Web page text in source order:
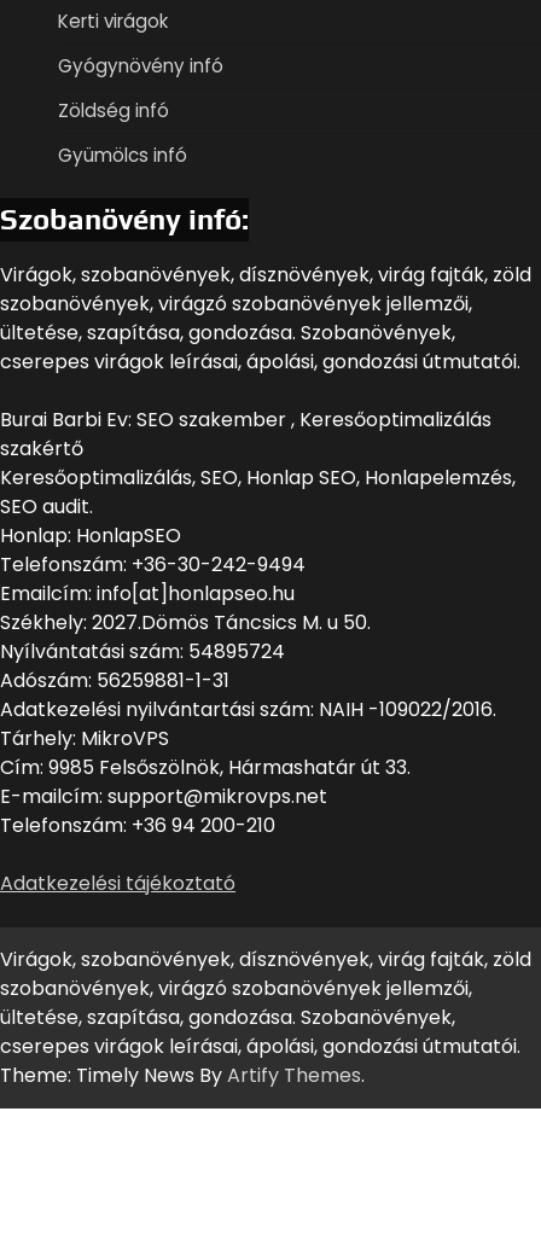
Kerti virágok
Gyógynövény infó
Zöldség infó
Gyümölcs infó
Szobanövény infó:
Virágok, szobanövények, dísznövények, virág fajták, zöld
szobanövények, virágzó szobanövények jellemzői,
ültetése, szapítása, gondozása. Szobanövények,
cserepes virágok leírásai, ápolási, gondozási útmutatói.
Burai Barbi Ev: SEO szakember , Keresőoptimalizálás
szakértő
Keresőoptimalizálás, SEO, Honlap SEO, Honlapelemzés,
SEO audit.
Honlap: HonlapSEO
Telefonszám: +36-30-242-9494
Emailcím: info[at]honlapseo.hu
Székhely: 2027.Dömös Táncsics M. u 50.
Nyílvántatási szám: 54895724
Adószám: 56259881-1-31
Adatkezelési nyilvántartási szám: NAIH -109022/2016.
Tárhely: MikroVPS
Cím: 9985 Felsőszölnök, Hármashatár út 33.
E-mailcím: support@mikrovps.net
Telefonszám: +36 94 200-210
Adatkezelési tájékoztató
Virágok, szobanövények, dísznövények, virág fajták, zöld
szobanövények, virágzó szobanövények jellemzői,
ültetése, szapítása, gondozása. Szobanövények,
cserepes virágok leírásai, ápolási, gondozási útmutatói.
Theme: Timely News ByArtify Themes.